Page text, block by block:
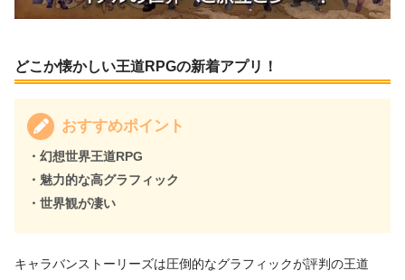
どこか懐かしい王道RPGの新着アプリ！
おすすめポイント
・幻想世界王道RPG
・魅力的な高グラフィック
・世界観が凄い
キャラバンストーリーズは圧倒的なグラフィックが評判の王道